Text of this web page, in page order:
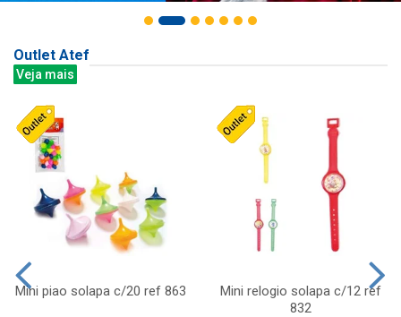
Outlet Atef
Veja mais
Mini piao solapa c/20 ref 863
Mini relogio solapa c/12 ref
832